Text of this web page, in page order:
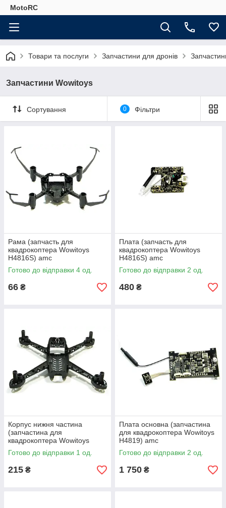
MotoRC
Товари та послуги Запчастини для дронів
Запчастини Wowitoys
Сортування 0 Фільтри
Рама (запчасть для
квадрокоптера Wowitoys
H4816S) amc
Готово до відправки 4 од.
66 ₴
Плата (запчасть для
квадрокоптера Wowitoys
H4816S) amc
Готово до відправки 2 од.
480 ₴
Корпус нижня частина
(запчастина для
квадрокоптера Wowitoys
H4819) amc
Готово до відправки 1 од.
215 ₴
Плата основна (запчастина
для квадрокоптера Wowitoys
H4819) amc
Готово до відправки 2 од.
1 750 ₴